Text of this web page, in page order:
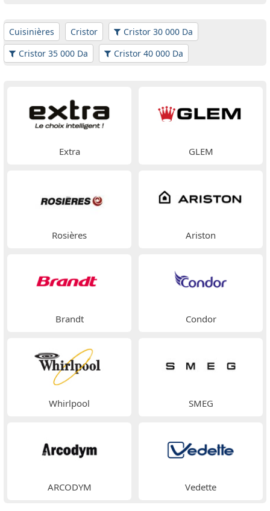
Cuisinières Cristor
Cristor 30 000 Da
Cristor 35 000 Da
Cristor 40 000 Da
Extra GLEM
Rosières Ariston
Brandt Condor
Whirlpool SMEG
ARCODYM Vedette